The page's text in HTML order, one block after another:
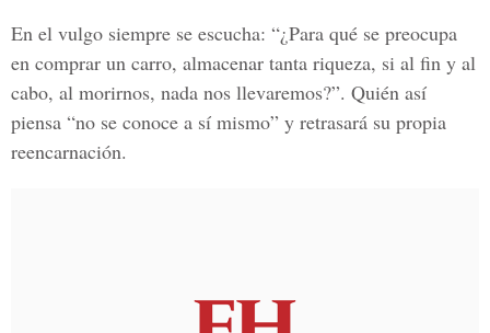
En el vulgo siempre se escucha: “¿Para qué se preocupa
en comprar un carro, almacenar tanta riqueza, si al fin y al
cabo, al morirnos, nada nos llevaremos?”. Quién así
piensa “no se conoce a sí mismo” y retrasará su propia
reencarnación.